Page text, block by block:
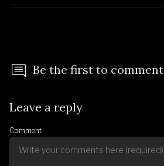
Be the first to comment
Leave a reply
Comment